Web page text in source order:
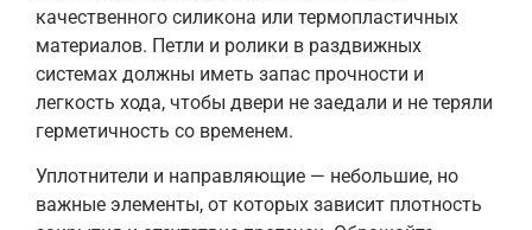
качественного силикона или термопластичных
материалов. Петли и ролики в раздвижных
системах должны иметь запас прочности и
легкость хода, чтобы двери не заедали и не теряли
герметичность со временем.
Уплотнители и направляющие — небольшие, но
важные элементы, от которых зависит плотность